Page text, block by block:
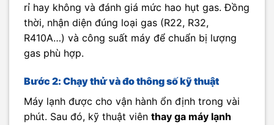
rỉ hay không và đánh giá mức hao hụt gas. Đồng
thời, nhận diện đúng loại gas (R22, R32,
R410A…) và công suất máy để chuẩn bị lượng
gas phù hợp.
Bước 2: Chạy thử và đo thông số kỹ thuật
Máy lạnh được cho vận hành ổn định trong vài
phút. Sau đó, kỹ thuật viên thay ga máy lạnh